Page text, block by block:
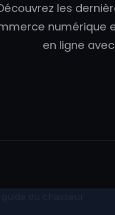
les
numérique
en ligne